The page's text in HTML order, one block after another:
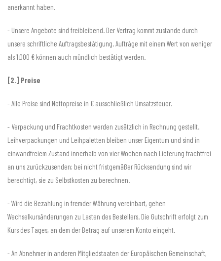
anerkannt haben.
- Unsere Angebote sind freibleibend. Der Vertrag kommt zustande durch
unsere schriftliche Auftragsbestätigung. Aufträge mit einem Wert von weniger
als 1.000 € können auch mündlich bestätigt werden.
[2.] Preise
- Alle Preise sind Nettopreise in € ausschließlich Umsatzsteuer.
- Verpackung und Frachtkosten werden zusätzlich in Rechnung gestellt.
Leihverpackungen und Leihpaletten bleiben unser Eigentum und sind in
einwandfreiem Zustand innerhalb von vier Wochen nach Lieferung frachtfrei
an uns zurückzusenden; bei nicht fristgemäßer Rücksendung sind wir
berechtigt, sie zu Selbstkosten zu berechnen.
- Wird die Bezahlung in fremder Währung vereinbart, gehen
Wechselkursänderungen zu Lasten des Bestellers. Die Gutschrift erfolgt zum
Kurs des Tages, an dem der Betrag auf unserem Konto eingeht.
- An Abnehmer in anderen Mitgliedstaaten der Europäischen Gemeinschaft,